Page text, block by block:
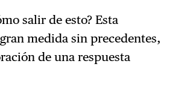
salir de esto? Esta
medida sin precedentes,
de una respuesta